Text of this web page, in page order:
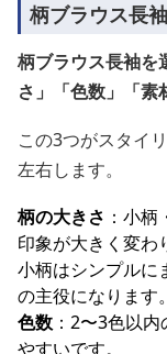
柄ブラウス長
柄ブラウス長袖を
さ」「色数」「素
この3つがスタイ
左右します。
柄の大きさ ：小
印象が大きく変わ
小柄はシンプルに
の主役になります。
色数 ：2〜3色以
やすいです。